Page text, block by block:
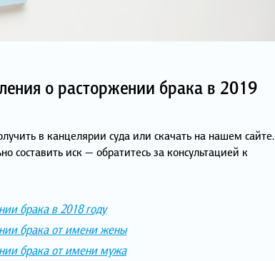
о расторжении брака в 2019
в канцелярии суда или скачать на нашем сайте.
составить иск — обратитесь за консультацией к
брака в 2018 году
брака от имени жены
брака от имени мужа